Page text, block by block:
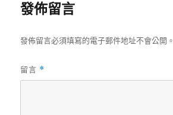
發佈留言
發佈留言必須填寫的電子郵件地址不會公開。
留言 *